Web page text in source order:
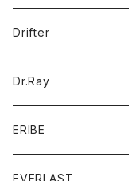
パーカー
バッグ
コート
ジャケット
アクセサリー
バッグ
キッズ
シャツ
Tシャツ
グッズ
帽子
トップス
帽子
Drifter
Dr.Ray
ERIBE
ニット
EVERLAST